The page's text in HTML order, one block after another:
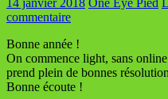
14 janvier 2018 One Eye Pied
commentaire
Bonne année !
On commence light, sans
prend plein de bonnes
Bonne écoute !